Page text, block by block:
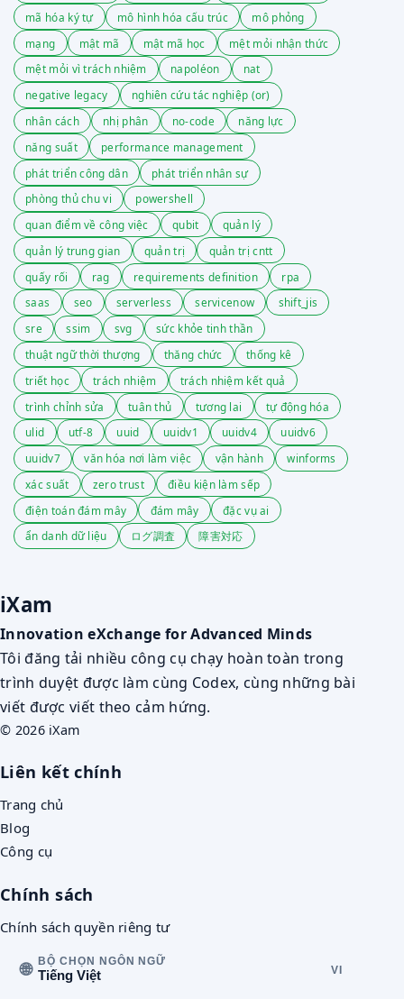
mã hóa ký tự
mô hình hóa cấu trúc
mô phỏng
mạng
mật mã mật mã học
mệt mỏi nhận thức
mệt mỏi vì trách nhiệm
napoléon
nat
negative legacy
nghiên cứu tác nghiệp (or)
nhân cách
nhị phân no-code
năng lực
năng suất
performance management
phát triển công dân
phát triển nhân sự
phòng thủ chu vi
powershell
quan điểm về công việc
qubit
quản lý
quản lý trung gian
quản trị
quản trị cntt
quấy rối
rag requirements definition
rpa
saas
seo serverless servicenow
shift_jis
sre
ssim svg
sức khỏe tinh thần
thuật ngữ thời thượng
thăng chức
thống kê
triết học
trách nhiệm
trách nhiệm kết quả
trình chỉnh sửa
tuân thủ tương lai
tự động hóa
ulid
utf-8 uuid uuidv1 uuidv4
uuidv6
uuidv7
văn hóa nơi làm việc vận hành
winforms
xác suất
zero trust
điều kiện làm sếp
điện toán đám mây
đám mây
đặc vụ ai
ẩn danh dữ liệu
ログ調査 障害対応
iXam
Innovation eXchange for Advanced Minds
Tôi đăng tải nhiều công cụ chạy hoàn toàn trong
trình duyệt được làm cùng Codex, cùng những bài
viết được viết theo cảm hứng.
© 2026 iXam
Liên kết chính
Trang chủ
Blog
Công cụ
Chính sách
Chính sách quyền riêng tư
🌐 BỘ CHỌN NGÔN NGỮ
Tiếng Việt VI